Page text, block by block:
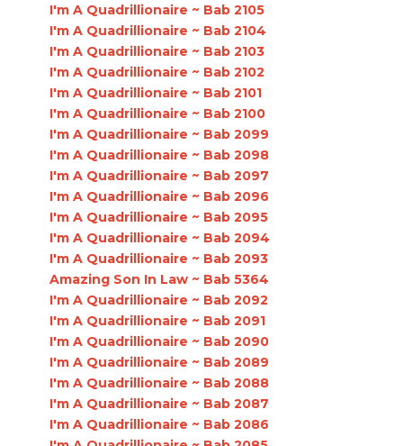
I'm A Quadrillionaire ~ Bab 2105
I'm A Quadrillionaire ~ Bab 2104
I'm A Quadrillionaire ~ Bab 2103
I'm A Quadrillionaire ~ Bab 2102
I'm A Quadrillionaire ~ Bab 2101
I'm A Quadrillionaire ~ Bab 2100
I'm A Quadrillionaire ~ Bab 2099
I'm A Quadrillionaire ~ Bab 2098
I'm A Quadrillionaire ~ Bab 2097
I'm A Quadrillionaire ~ Bab 2096
I'm A Quadrillionaire ~ Bab 2095
I'm A Quadrillionaire ~ Bab 2094
I'm A Quadrillionaire ~ Bab 2093
Amazing Son In Law ~ Bab 5364
I'm A Quadrillionaire ~ Bab 2092
I'm A Quadrillionaire ~ Bab 2091
I'm A Quadrillionaire ~ Bab 2090
I'm A Quadrillionaire ~ Bab 2089
I'm A Quadrillionaire ~ Bab 2088
I'm A Quadrillionaire ~ Bab 2087
I'm A Quadrillionaire ~ Bab 2086